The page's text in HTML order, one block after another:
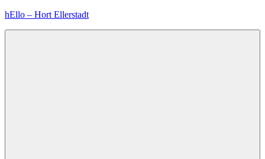
Zum
hEllo – Hort Ellerstadt